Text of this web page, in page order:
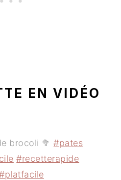
EN VIDÉO
brocoli 🥦#pates
#recetterapide